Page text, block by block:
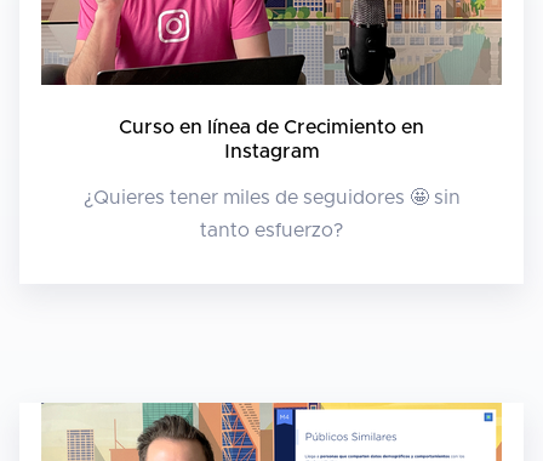
Curso en línea de Crecimiento en
Instagram
¿Quieres tener miles de seguidores 🤩 sin
tanto esfuerzo?